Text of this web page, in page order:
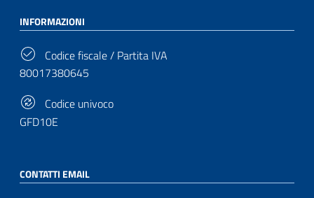
INFORMAZIONI
Codice fiscale / Partita IVA
80017380645
Codice univoco
GFD10E
CONTATTI EMAIL